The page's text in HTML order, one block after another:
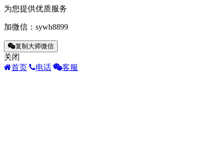
为您提供优质服务
加微信： sywh8899
复制大师微信
关闭
首页
电话 客服